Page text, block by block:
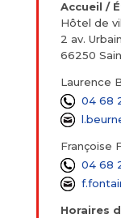
Accueil /
Hôtel de
2 av.
66250
Laurence
04 68
Françoise
04 68
Horaires